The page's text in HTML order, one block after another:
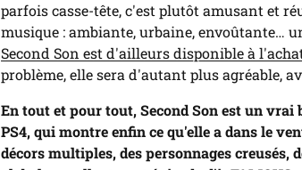
parfois casse-tête, c'est plutôt amusant et
musique : ambiante, urbaine, envoûtante…
Second Son est d'ailleurs disponible à
problème, elle sera d'autant plus agréable,
En tout et pour tout, Second Son est un
PS4, qui montre enfin ce qu'elle a dans le
décors multiples, des personnages